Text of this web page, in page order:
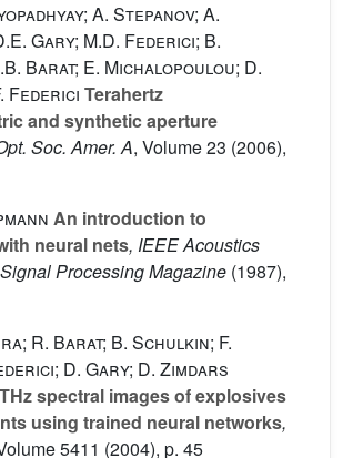
A. Stepanov; A.
Gary; M.D. Federici; B.
Barat; E. Michalopoulou; D.
Federici Terahertz
and synthetic aperture
Soc. Amer. A, Volume 23 (2006),
An introduction to
neural nets, IEEE Acoustics
Processing Magazine (1987),
R. Barat; B. Schulkin; F.
D. Gary; D. Zimdars
spectral images of explosives
using trained neural networks,
5411 (2004), p. 45